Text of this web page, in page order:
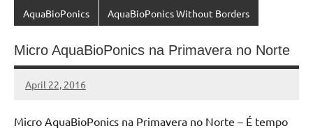
AquaBioPonics AquaBioPonics Without Borders
Micro AquaBioPonics na Primavera no Norte
April 22, 2016
MyBelo
No
Micro AquaBioPonics na Primavera no Norte – É tempo